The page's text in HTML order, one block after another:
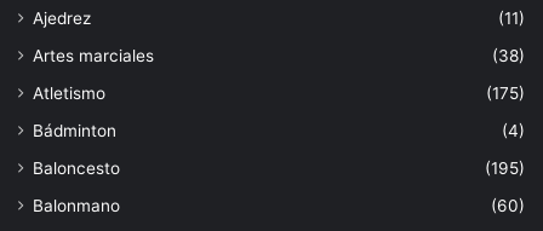
Ajedrez
(11)
Artes marciales
(38)
Atletismo
(175)
Bádminton
(4)
Baloncesto
(195)
Balonmano
(60)